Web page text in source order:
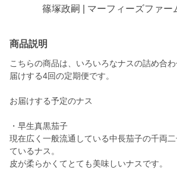
篠塚政嗣 | マーフィーズファー
商品説明
こちらの商品は、いろいろなナスの詰め合
届けする4回の定期便です。
お届けする予定のナス
・早生真黒茄子
現在広く一般流通している中長茄子の千両
ているナス。
皮が柔らかくてとても美味しいナスです。